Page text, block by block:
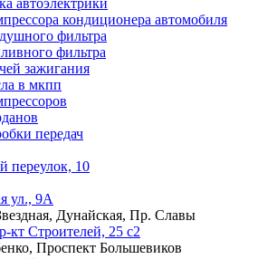
автоэлектрики
кондиционера автомобиля
фильтра
фильтра
зажигания
в мкпп
передач
переулок, 10
ул., 9А
Дунайская, Пр. Славы
кт Строителей, 25 с2
Проспект Большевиков